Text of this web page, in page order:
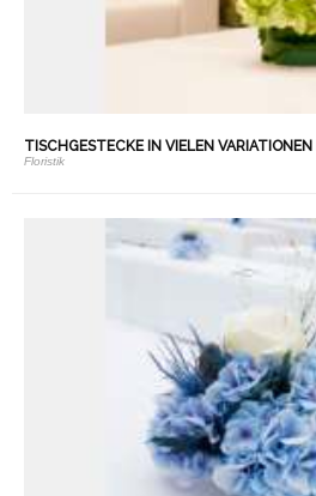
TISCHGESTECKE IN VIELEN VARIATIONEN II
Floristik